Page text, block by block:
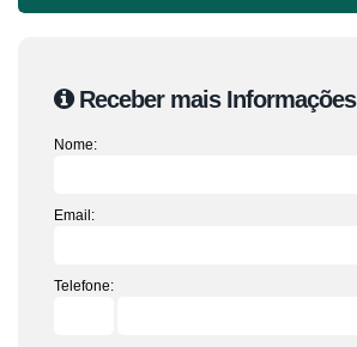
Receber mais Informações
Nome:
Email:
Telefone: